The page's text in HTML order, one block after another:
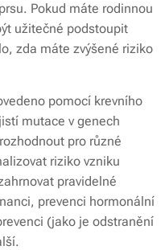
Pokud máte rodinnou
užitečné podstoupit
zda máte zvýšené riziko
pomocí krevního
mutace v genech
pro různé
riziko vzniku
pravidelné
prevenci hormonální
(jako je odstranění